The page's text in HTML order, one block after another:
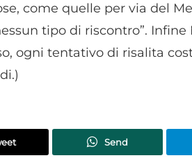
come quelle per via del
tipo di riscontro”. Infine
ogni tentativo di risalita
Send